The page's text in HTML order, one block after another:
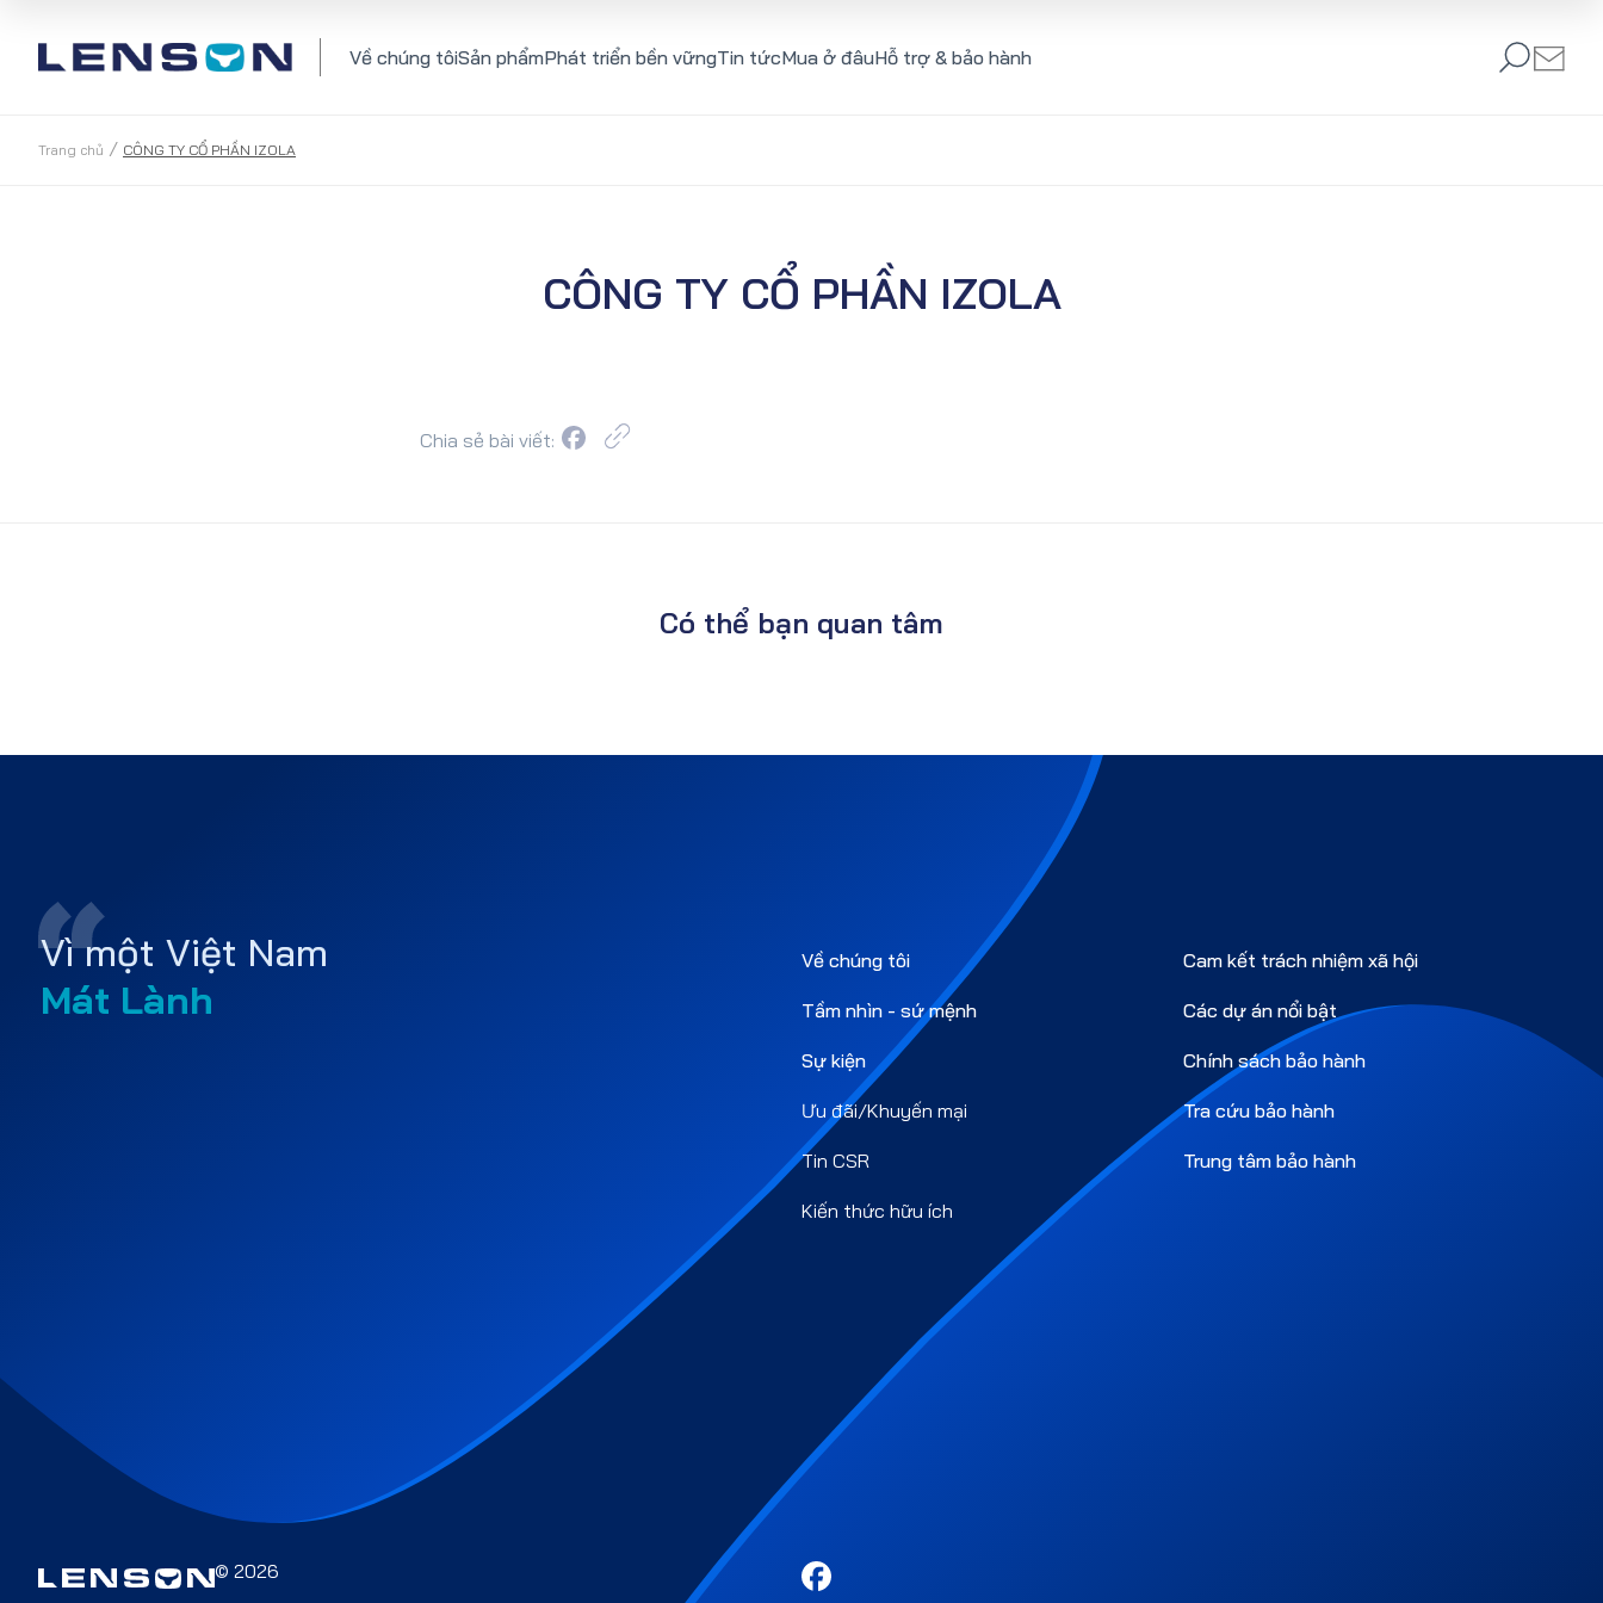
Về chúng tôiSản phẩmPhát triển bền vữngTin tứcMua ở đâuHỗ trợ & bảo hành
Trang chủ / CÔNG TY CỔ PHẦN IZOLA
CÔNG TY CỔ PHẦN IZOLA
Chia sẻ bài viết:
Có thể bạn quan tâm
Vì một Việt Nam
Mát Lành
Về chúng tôi
Tầm nhìn - sứ mệnh
Sự kiện
Ưu đãi/Khuyến mại
Tin CSR
Kiến thức hữu ích
Cam kết trách nhiệm xã hội
Các dự án nổi bật
Chính sách bảo hành
Tra cứu bảo hành
Trung tâm bảo hành
© 2026